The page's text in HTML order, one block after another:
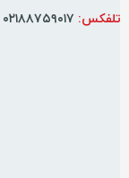
۰۲۱۸۸۷۵۹۰۱۷ - ۰۲۱۸۸۷۵۰۲۲۹ - ۰۲۱۸۸۷۵۸۳۴۹